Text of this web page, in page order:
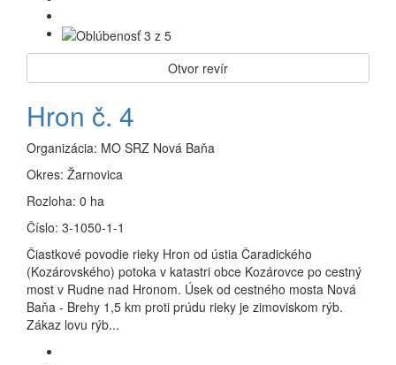
Otvor revír
Hron č. 4
Organizácia: MO SRZ Nová Baňa
Okres: Žarnovica
Rozloha: 0 ha
Číslo: 3-1050-1-1
Čiastkové povodie rieky Hron od ústia Čaradického
(Kozárovského) potoka v katastri obce Kozárovce po cestný
most v Rudne nad Hronom. Úsek od cestného mosta Nová
Baňa - Brehy 1,5 km proti prúdu rieky je zimoviskom rýb.
Zákaz lovu rýb...